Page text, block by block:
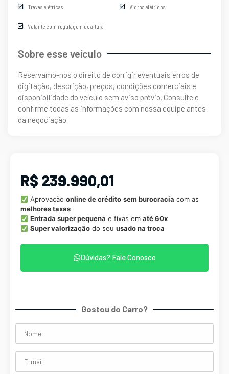
Travas elétricas Vidros elétricos
Volante com regulagem de altura
Sobre esse veículo
Reservamo-nos o direito de corrigir eventuais erros de
digitação, descrição, preços, condições comerciais e
disponibilidade do veículo sem aviso prévio. Consulte e
confirme todas as informações com nossa equipe antes
da negociação.
R$ 239.990,01
Aprovação online de crédito sem burocracia com as
melhores taxas
Entrada super pequena e fixas em até 60x
Super valorizaçãodo seu usado na troca
Dúvidas? Fale Conosco
Gostou do Carro?